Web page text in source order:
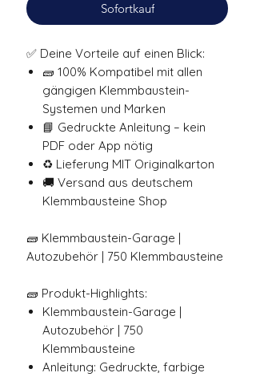
Sofortkauf
✅ Deine Vorteile auf einen Blick:
🧱 100% Kompatibel mit allen
gängigen Klemmbaustein-
Systemen und Marken
📘 Gedruckte Anleitung – kein
PDF oder App nötig
♻️ Lieferung MIT Originalkarton
🚚 Versand aus deutschem
Klemmbausteine Shop
🧱 Klemmbaustein-Garage |
Autozubehör | 750 Klemmbausteine
🧱 Produkt-Highlights:
Klemmbaustein-Garage |
Autozubehör | 750
Klemmbausteine
Anleitung: Gedruckte, farbige